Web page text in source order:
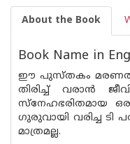
About the Book
Book Name in
ഈ പുസ്തകം
തിരിച്ച് വരാന്‍
സ്നേഹഭരിതമായ
ഗുരുവായി വരിച്ച ടി
മാത്രമല്ല.